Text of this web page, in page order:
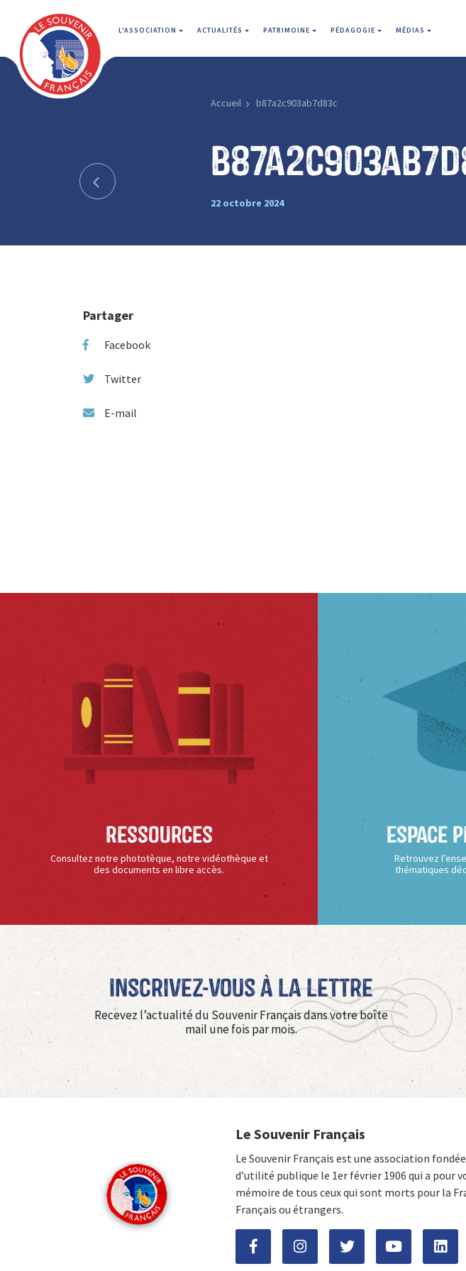
L'ASSOCIATION ACTUALITÉS PATRIMOINE PÉDAGOGIE MÉDIAS
Accueil b87a2c903ab7d83c
22 octobre 2024
Partager
Facebook
Twitter
E-mail
Ressources
Consultez notre phototèque, notre vidéothèque et
des documents en libre accès.
Espace
Retrouvez
thématiques
Inscrivez-vous à La Lettre
Recevez l’actualité du Souvenir Français dans votre boîte
mail une fois par mois.
Le Souvenir Français
Le Souvenir Français est une association
d’utilité publique le 1er février 1906 qui a pour
mémoire de tous ceux qui sont morts pour la
Français ou étrangers.